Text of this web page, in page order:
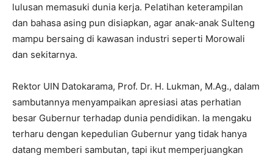
lulusan memasuki dunia kerja. Pelatihan keterampilan
dan bahasa asing pun disiapkan, agar anak-anak Sulteng
mampu bersaing di kawasan industri seperti Morowali
dan sekitarnya.
Rektor UIN Datokarama, Prof. Dr. H. Lukman, M.Ag., dalam
sambutannya menyampaikan apresiasi atas perhatian
besar Gubernur terhadap dunia pendidikan. Ia mengaku
terharu dengan kepedulian Gubernur yang tidak hanya
datang memberi sambutan, tapi ikut memperjuangkan